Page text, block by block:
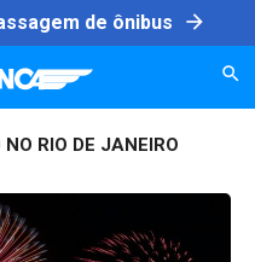
de ônibus arrow_forward
RIO DE JANEIRO